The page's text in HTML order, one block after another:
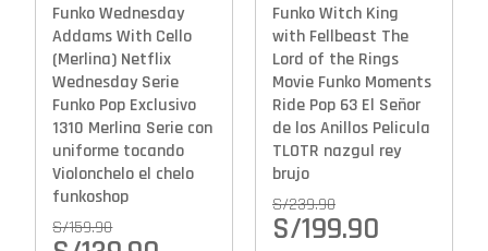
Funko Wednesday
Addams With Cello
(Merlina) Netflix
Wednesday Serie
Funko Pop Exclusivo
1310 Merlina Serie con
uniforme tocando
Violonchelo el chelo
funkoshop
S/159.90
Funko Witch King
with Fellbeast The
Lord of the Rings
Movie Funko Moments
Ride Pop 63 El Señor
de los Anillos Pelicula
TLOTR nazgul rey
brujo
S/239.90
S/199.90